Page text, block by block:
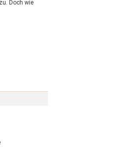
Doch wie